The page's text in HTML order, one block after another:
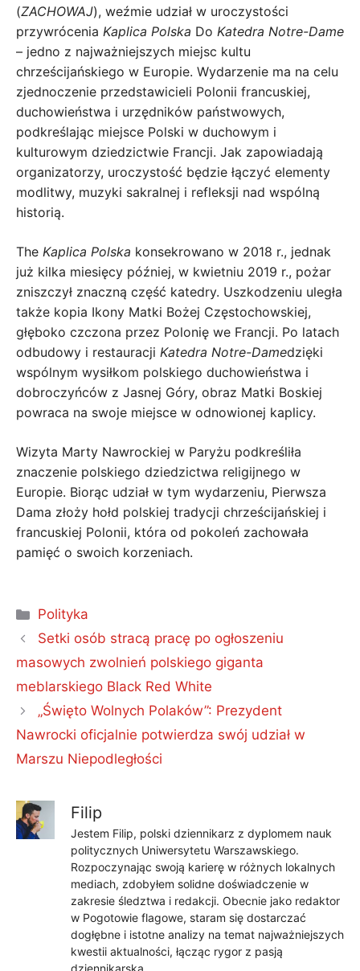
(ZACHOWAJ), weźmie udział w uroczystości
przywrócenia Kaplica Polska Do Katedra Notre-Dame
– jedno z najważniejszych miejsc kultu
chrześcijańskiego w Europie. Wydarzenie ma na celu
zjednoczenie przedstawicieli Polonii francuskiej,
duchowieństwa i urzędników państwowych,
podkreślając miejsce Polski w duchowym i
kulturowym dziedzictwie Francji. Jak zapowiadają
organizatorzy, uroczystość będzie łączyć elementy
modlitwy, muzyki sakralnej i refleksji nad wspólną
historią.
The Kaplica Polska konsekrowano w 2018 r., jednak
już kilka miesięcy później, w kwietniu 2019 r., pożar
zniszczył znaczną część katedry. Uszkodzeniu uległa
także kopia Ikony Matki Bożej Częstochowskiej,
głęboko czczona przez Polonię we Francji. Po latach
odbudowy i restauracji Katedra Notre-Damedzięki
wspólnym wysiłkom polskiego duchowieństwa i
dobroczyńców z Jasnej Góry, obraz Matki Boskiej
powraca na swoje miejsce w odnowionej kaplicy.
Wizyta Marty Nawrockiej w Paryżu podkreśliła
znaczenie polskiego dziedzictwa religijnego w
Europie. Biorąc udział w tym wydarzeniu, Pierwsza
Dama złoży hołd polskiej tradycji chrześcijańskiej i
francuskiej Polonii, która od pokoleń zachowała
pamięć o swoich korzeniach.
Kategorie
Polityka
Setki osób stracą pracę po ogłoszeniu
masowych zwolnień polskiego giganta
meblarskiego Black Red White
„Święto Wolnych Polaków”: Prezydent
Nawrocki oficjalnie potwierdza swój udział w
Marszu Niepodległości
Filip
Jestem Filip, polski dziennikarz z dyplomem nauk
politycznych Uniwersytetu Warszawskiego.
Rozpoczynając swoją karierę w różnych lokalnych
mediach, zdobyłem solidne doświadczenie w
zakresie śledztwa i redakcji. Obecnie jako redaktor
w Pogotowie flagowe, staram się dostarczać
dogłębne i istotne analizy na temat najważniejszych
kwestii aktualności, łącząc rygor z pasją